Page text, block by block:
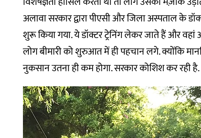
अलावा सरकार द्वारा पीएसी और जिला अस्पताल के
शुरू किया गया. ये डॉक्टर ट्रेनिंग लेकर जाते हैं और
लोग बीमारी को शुरुआत में ही पहचान लगे. क्योंकि
नुकसान उतना ही कम होगा. सरकार कोशिश कर रही है.